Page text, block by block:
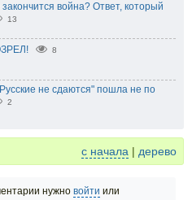
война? Ответ, который
13
8
не сдаются" пошла не по
2
с начала | дерево
нужно войти или